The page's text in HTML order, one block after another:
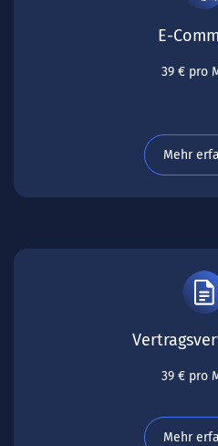
E-
39 € pro
Mehr
39 € pro
Mehr